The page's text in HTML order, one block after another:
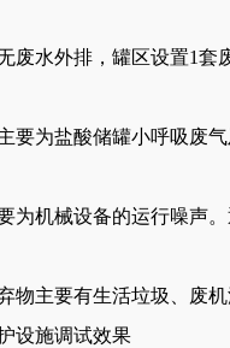
废水外排，罐区设置1套
要为盐酸储罐小呼吸废
为机械设备的运行噪声
物主要有生活垃圾、废
设施调试效果